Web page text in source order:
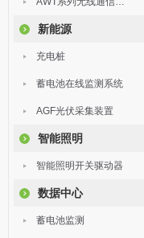
新能源
充电桩
蓄电池在线监测系统
AGF光伏采集装置
智能照明
智能照明开关驱动器
数据中心
蓄电池监测